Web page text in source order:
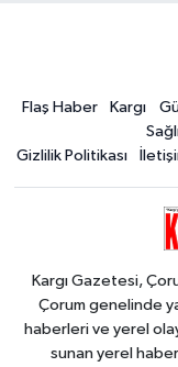
Flaş Haber Kargı
Gizlilik Politikası
Kargı Gazetesi,
Çorum genelinde
haberleri ve yerel
sunan yerel